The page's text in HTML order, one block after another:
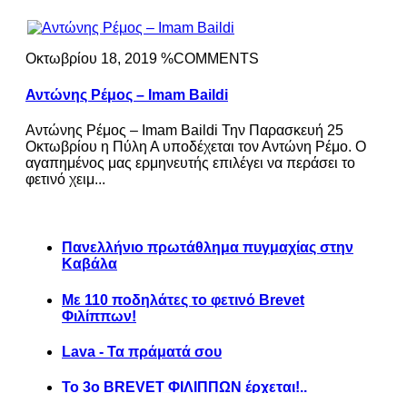
Οκτωβρίου 18, 2019 %COMMENTS
Αντώνης Ρέμος – Imam Baildi
Αντώνης Ρέμος – Imam Baildi Την Παρασκευή 25
Οκτωβρίου η Πύλη Α υποδέχεται τον Αντώνη Ρέμο. Ο
αγαπημένος μας ερμηνευτής επιλέγει να περάσει το
φετινό χειμ...
Πανελλήνιο πρωτάθλημα πυγμαχίας στην
Καβάλα
Με 110 ποδηλάτες το φετινό Brevet
Φιλίππων!
Lava - Τα πράματά σου
Το 3ο BREVET ΦΙΛΙΠΠΩΝ έρχεται!..